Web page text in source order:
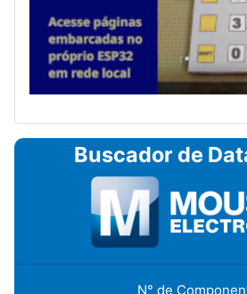
Buscador de
N° de